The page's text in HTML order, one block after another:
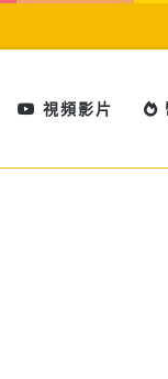
視頻影片